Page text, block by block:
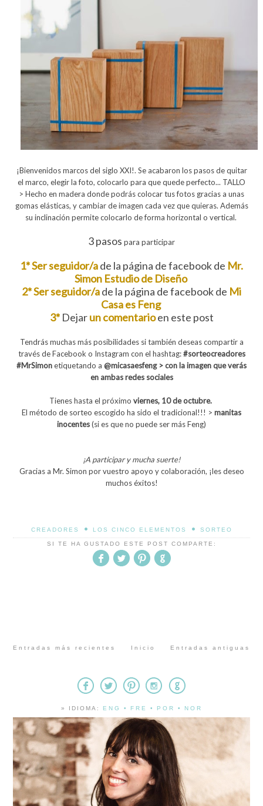
¡Bienvenidos marcos del siglo XXI!. Se acabaron los pasos de quitar
el marco, elegir la foto, colocarlo para que quede perfecto... TALLO
> Hecho en madera donde podrás colocar tus fotos gracias a unas
gomas elásticas, y cambiar de imagen cada vez que quieras. Además
su inclinación permite colocarlo de forma horizontal o vertical.
3 pasos para participar
1* Ser seguidor/ade la página de facebook de Mr.
Simon Estudio de Diseño
2* Ser seguidor/ade la página de facebook de Mi
Casa es Feng
3*Dejarun comentarioen este post
Tendrás muchas más posibilidades si también deseas compartir a
través de Facebook o Instagram con el hashtag:#sorteocreadores
#MrSimonetiquetando a @micasaesfeng > con la imagen que verás
en ambas redes sociales
Tienes hasta el próximo viernes, 10 de octubre.
El método de sorteo escogido ha sido el tradicional!!! > manitas
inocentes(si es que no puede ser más Feng)
¡A participar y mucha suerte!
Gracias a Mr. Simon por vuestro apoyo y colaboración, ¡les deseo
muchos éxitos!
CREADORES • LOS CINCO ELEMENTOS • SORTEO
SI TE HA GUSTADO ESTE POST COMPARTE:
Entradas más recientes Entradas antiguas
Inicio
» IDIOMA: ENG • FRE • POR • NOR